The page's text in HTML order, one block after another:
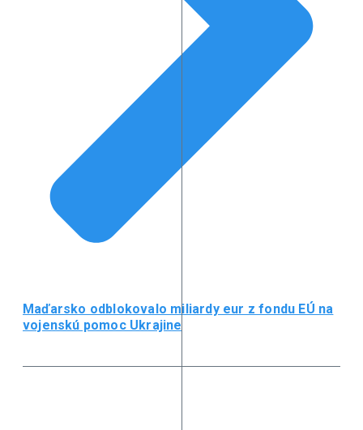
Maďarsko odblokovalo miliardy eur z fondu EÚ na
vojenskú pomoc Ukrajine